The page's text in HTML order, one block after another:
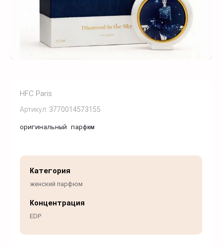
Артикул: 3770014573155
HFC Paris
оригинальный парфюм
Категория
женский парфюм
Концентрация
EDP